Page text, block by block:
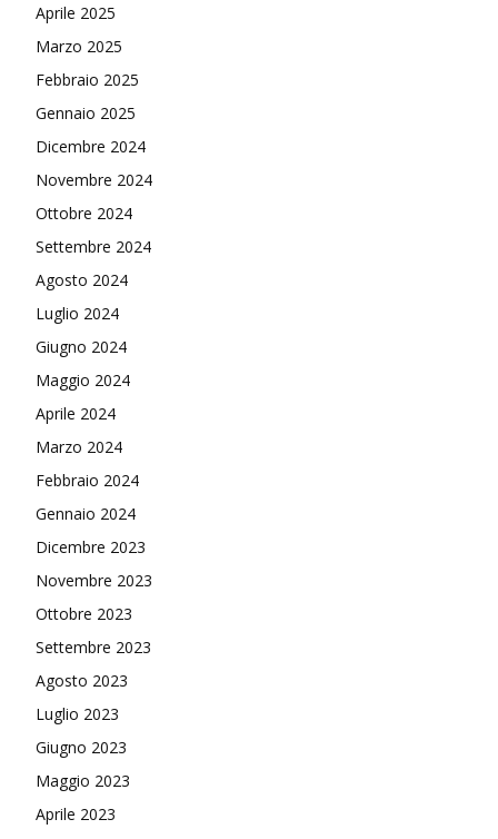
Aprile 2025
Marzo 2025
Febbraio 2025
Gennaio 2025
Dicembre 2024
Novembre 2024
Ottobre 2024
Settembre 2024
Agosto 2024
Luglio 2024
Giugno 2024
Maggio 2024
Aprile 2024
Marzo 2024
Febbraio 2024
Gennaio 2024
Dicembre 2023
Novembre 2023
Ottobre 2023
Settembre 2023
Agosto 2023
Luglio 2023
Giugno 2023
Maggio 2023
Aprile 2023